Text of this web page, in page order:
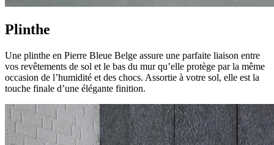
Plinthe
Une plinthe en Pierre Bleue Belge assure une parfaite liaison entre
vos revêtements de sol et le bas du mur qu’elle protège par la même
occasion de l’humidité et des chocs. Assortie à votre sol, elle est la
touche finale d’une élégante finition.